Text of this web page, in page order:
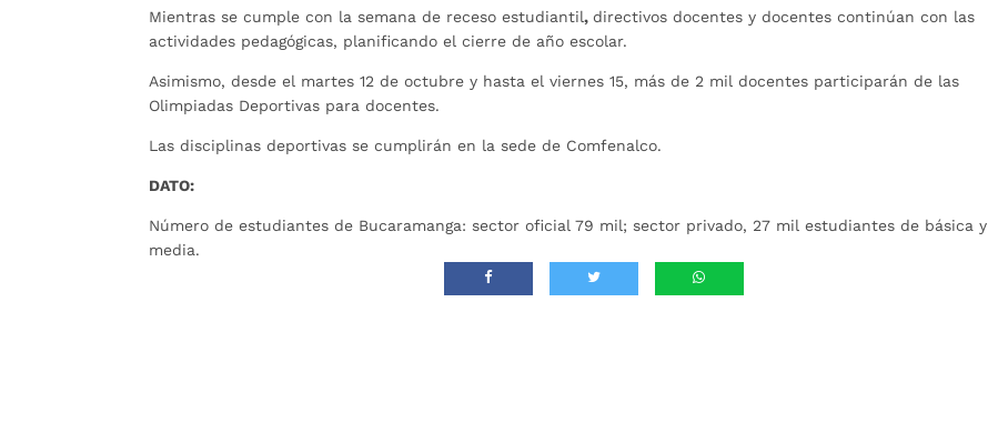
Mientras se cumple con la semana de receso estudiantil,directivos docentes y docentes continúan con las
actividades pedagógicas, planificando el cierre de año escolar.
Asimismo, desde el martes 12 de octubre y hasta el viernes 15, más de 2 mil docentes participarán de las
Olimpiadas Deportivas para docentes.
Las disciplinas deportivas se cumplirán en la sede de Comfenalco.
DATO:
Número de estudiantes de Bucaramanga: sector oficial 79 mil; sector privado, 27 mil estudiantes de básica y
media.